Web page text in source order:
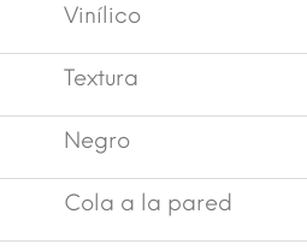
Vinílico
Textura
Negro
Cola a la pared